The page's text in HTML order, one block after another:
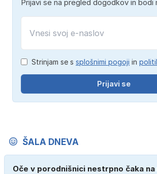
Prijavi se na pregled dogodkov in bodi
Strinjam se s splošnimi pogoji in
Prijavi se
ŠALA DNEVA
Oče v porodnišnici nestrpno čaka